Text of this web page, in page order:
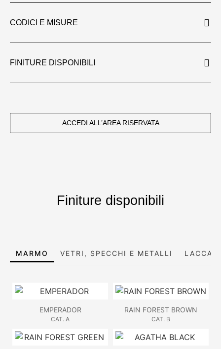
CODICI E MISURE
FINITURE DISPONIBILI
ACCEDI ALL’AREA RISERVATA
Finiture disponibili
MARMO VETRI, SPECCHI E METALLI LACCATI
EMPERADOR
CAT. A
RAIN FOREST BROWN
CAT. B